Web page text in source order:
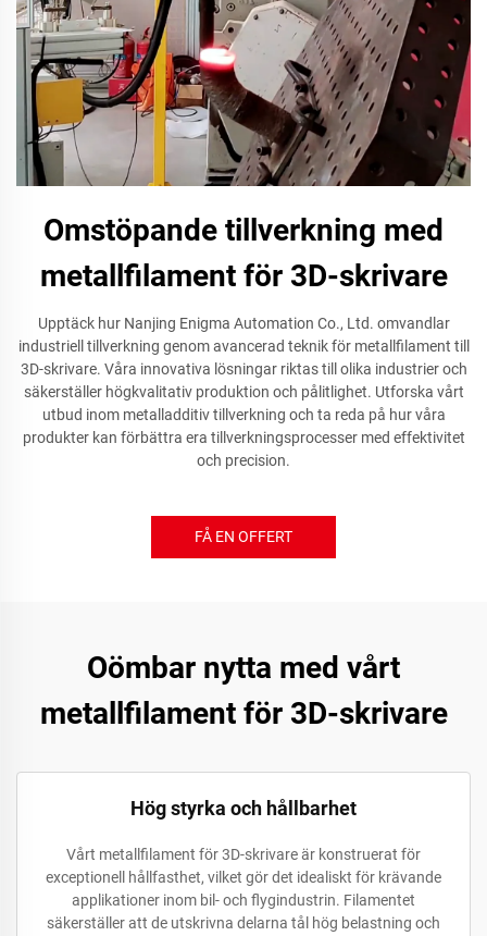
Omstöpande tillverkning med
metallfilament för 3D-skrivare
Upptäck hur Nanjing Enigma Automation Co., Ltd. omvandlar
industriell tillverkning genom avancerad teknik för metallfilament till
3D-skrivare. Våra innovativa lösningar riktas till olika industrier och
säkerställer högkvalitativ produktion och pålitlighet. Utforska vårt
utbud inom metalladditiv tillverkning och ta reda på hur våra
produkter kan förbättra era tillverkningsprocesser med effektivitet
och precision.
FÅ EN OFFERT
Oömbar nytta med vårt
metallfilament för 3D-skrivare
Hög styrka och hållbarhet
Vårt metallfilament för 3D-skrivare är konstruerat för
exceptionell hållfasthet, vilket gör det idealiskt för krävande
applikationer inom bil- och flygindustrin. Filamentet
säkerställer att de utskrivna delarna tål hög belastning och